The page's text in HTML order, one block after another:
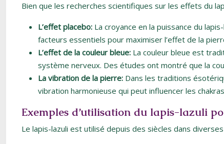
Bien que les recherches scientifiques sur les effets du
L’effet placebo: La croyance en la puissance du
facteurs essentiels pour maximiser l’effet de la
L’effet de la couleur bleue: La couleur bleue est
système nerveux. Des études ont montré que la
La vibration de la pierre: Dans les traditions
vibration harmonieuse qui peut influencer les
Exemples d’utilisation du lapis-lazuli
Le lapis-lazuli est utilisé depuis des siècles dans